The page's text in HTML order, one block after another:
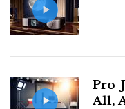
Pro-
All,